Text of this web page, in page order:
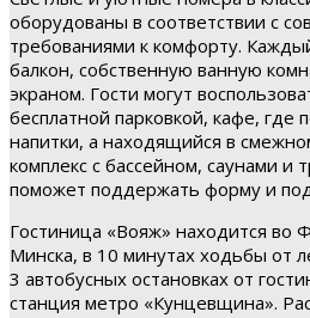
оборудованы в соответствии с
требованиями к комфорту.
балкон, собственную ванную
экраном. Гости могут
бесплатной парковкой, кафе, где
напитки, а находящийся в
комплекс с бассейном, саунами и
поможет поддержать форму и
Гостиница «Вояж» находится во
Минска, в 10 минутах ходьбы от
3 автобусных остановках от
станция метро «Кунцевщина».